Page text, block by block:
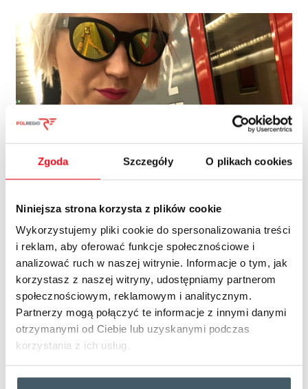
Zgoda Szczegóły O plikach cookies
Niniejsza strona korzysta z plików cookie
Wykorzystujemy pliki cookie do spersonalizowania treści
i reklam, aby oferować funkcje społecznościowe i
analizować ruch w naszej witrynie. Informacje o tym, jak
korzystasz z naszej witryny, udostępniamy partnerom
społecznościowym, reklamowym i analitycznym.
Partnerzy mogą połączyć te informacje z innymi danymi
otrzymanymi od Ciebie lub uzyskanymi podczas
korzystania z ich usług.
0
#smakuj Pomorskie
Podróżowanie dla mnie jest czymś więcej niż
tylko zwiedzaniem. Niezależnie od tego, czy
poruszam się po własnym podwórku, czyli po
Polsce czy wyruszam na odległe szerokości
geograficzne.